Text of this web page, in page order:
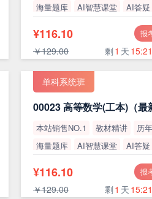
海量题库
AI智慧课堂
AI答疑
报
¥116.10
￥129.00 剩1 天
单科系统班
00023 高等数学(工本)（最
本站销售NO.1 教材精讲
历
海量题库
AI智慧课堂
AI答疑
报
¥116.10
￥129.00 剩1 天